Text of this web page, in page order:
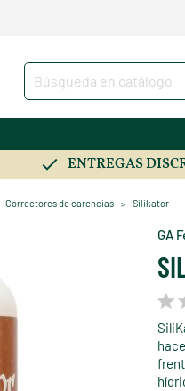
ENTREGAS
Correctores de carencias Silikator
GA